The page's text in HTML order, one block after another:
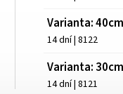
Varianta: 40cm
14 dní| 8122
Varianta: 30cm
14 dní| 8121